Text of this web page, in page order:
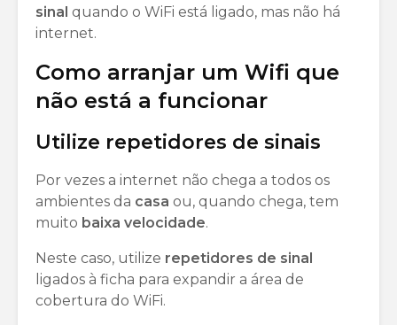
sinal quando o WiFi está ligado, mas não há
internet.
Como arranjar um Wifi que
não está a funcionar
Utilize repetidores de sinais
Por vezes a internet não chega a todos os
ambientes da casa ou, quando chega, tem
muito baixa velocidade.
Neste caso, utilize repetidores de sinal
ligados à ficha para expandir a área de
cobertura do WiFi.